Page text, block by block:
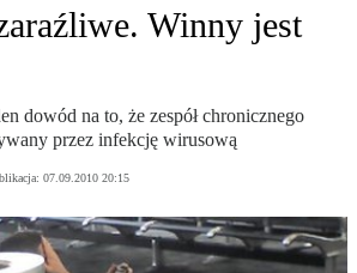
Winny jest
dowód na to, że zespół chronicznego
przez infekcję wirusową
07.09.2010 20:15